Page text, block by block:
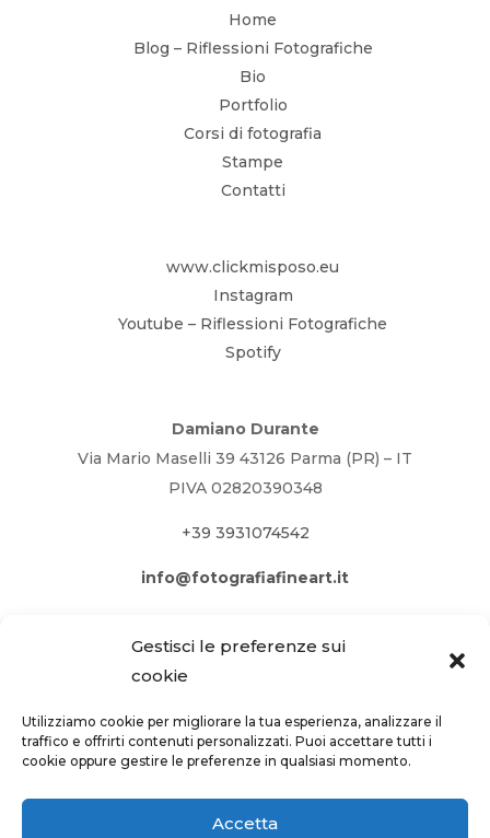
Gestisci le preferenze sui
cookie
Utilizziamo cookie per migliorare la tua esperienza, analizzare il
traffico e offrirti contenuti personalizzati. Puoi accettare tutti i
cookie oppure gestire le preferenze in qualsiasi momento.
Accetta
Home
Blog – Riflessioni Fotografiche
Bio
Portfolio
Corsi di fotografia
Stampe
Contatti
www.clickmisposo.eu
Instagram
Youtube – Riflessioni Fotografiche
Spotify
Damiano Durante
Via Mario Maselli 39 43126 Parma (PR) – IT
PIVA 02820390348
+39 3931074542
info@fotografiafineart.it